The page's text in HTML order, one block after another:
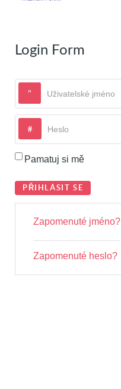
Login Form
Uživatelské jméno
Heslo
Pamatuj si mě
PŘIHLÁSIT SE
Zapomenuté jméno?
Zapomenuté heslo?